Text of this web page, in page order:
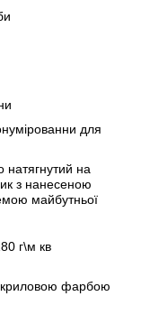
для
натягнутий на
з нанесеною
майбутньої
г\м кв
фарбою